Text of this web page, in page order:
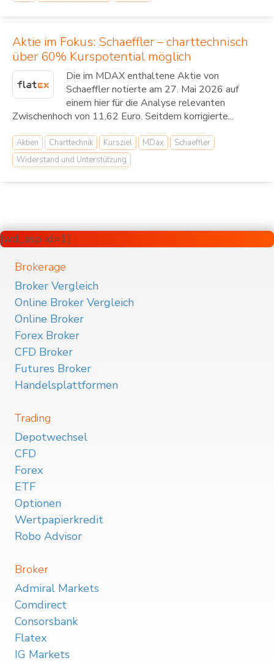
Aktie im Fokus: Schaeffler – charttechnisch
über 60% Kurspotential möglich
Die im MDAX enthaltene Aktie von
Schaeffler notierte am 27. Mai 2026 auf
einem hier für die Analyse relevanten
Zwischenhoch von 11,62 Euro. Seitdem korrigierte...
Aktien Charttechnik Kursziel MDax
Schaeffler
Widerstand und Unterstützung
[wd_asp id=1]
Brokerage
Broker Vergleich
Online Broker Vergleich
Online Broker
Forex Broker
CFD Broker
Futures Broker
Handelsplattformen
Trading
Depotwechsel
CFD
Forex
ETF
Optionen
Wertpapierkredit
Robo Advisor
Broker
Admiral Markets
Comdirect
Consorsbank
Flatex
IG Markets